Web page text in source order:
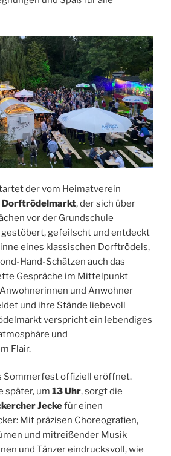
der vom Heimatverein
Dorftrödelmarkt, der sich über
vor der Grundschule
gefeilscht und entdeckt
eines klassischen Dorftrödels,
Hand-Schätzen auch das
Gespräche im Mittelpunkt
und Anwohner
und ihre Stände liebevoll
verspricht ein lebendiges
und
Flair.
Sommerfest offiziell eröffnet.
später, um 13 Uhr, sorgt die
Jeckefür einen
Mit präzisen Choreografien,
und mitreißender Musik
und Tänzer eindrucksvoll, wie